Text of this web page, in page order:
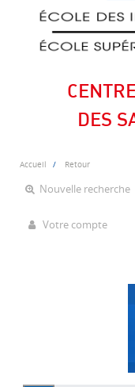
DES
Accueil Retour
Nouvelle recherche
Votre compte